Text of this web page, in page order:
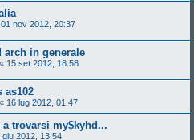
01 nov 2012, 20:37
arch in generale
« 15 set 2012, 18:58
as102
« 16 lug 2012, 01:47
trovarsi my$kyhd...
giu 2012, 13:54